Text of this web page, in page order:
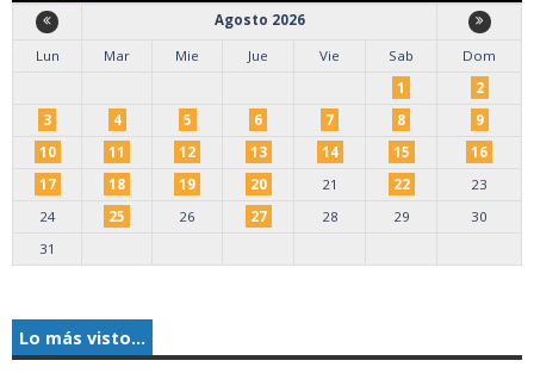
Agosto 2026
Lun
Mar Mie Jue Vie Sab
Dom
1
2
3
4 5 6 7 8
9
10
11 12 13 14 15
16
17
18 19 20 21 22
23
24
25 26 27 28 29
30
31
Lo más visto...